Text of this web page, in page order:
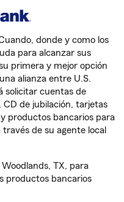
donde y como los
para alcanzar sus
primera y mejor opción
alianza entre U.S.
solicitar cuentas de
de jubilación, tarjetas
productos bancarios para
través de su agente local
TX, para
productos bancarios